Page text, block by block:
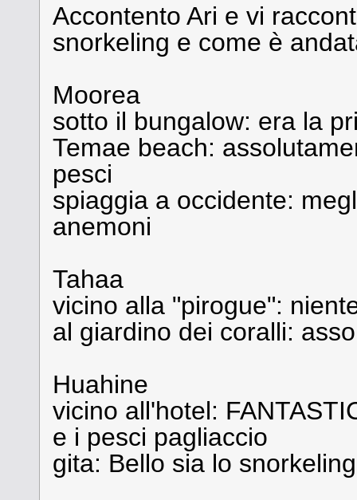
Accontento Ari e vi
snorkeling e come è
Moorea
sotto il bungalow: era la
Temae beach:
pesci
spiaggia a occidente:
anemoni
Tahaa
vicino alla "pirogue":
al giardino dei coralli:
Huahine
vicino all'hotel:
e i pesci pagliaccio
gita: Bello sia lo